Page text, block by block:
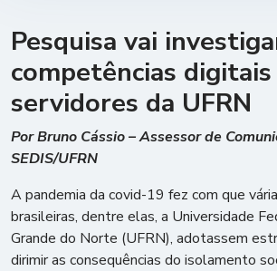
Pesquisa vai
competências
servidores da UFRN
Por Bruno Cássio – Assessor de
SEDIS/UFRN
A pandemia da covid-19 fez com que
brasileiras, dentre elas, a Universidade
Grande do Norte (UFRN), adotassem
dirimir as consequências do isolamento